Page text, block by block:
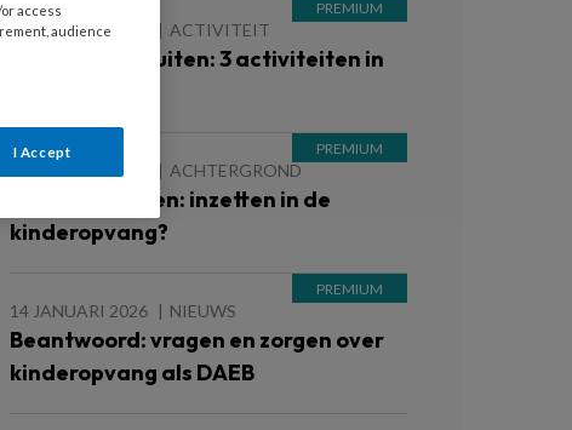
29 JANUARI 2026 ACTIVITEIT
Lekker naar buiten: 3 activiteiten in
21 JANUARI 2026 ACHTERGROND
Bewegend leren: inzetten in de
kinderopvang?
14 JANUARI 2026 NIEUWS
Beantwoord: vragen en zorgen over
kinderopvang als DAEB
access
audience
I Accept